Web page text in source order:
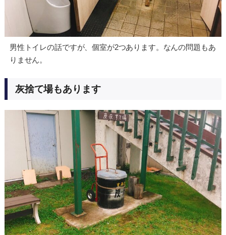
男性トイレの話ですが、個室が2つあります。なんの問題もあ
りません。
灰捨て場もあります